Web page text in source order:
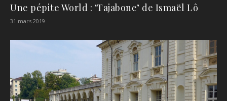
Une pépite World : ‘Tajabone’ de Ismaël Lô
31 mars 2019